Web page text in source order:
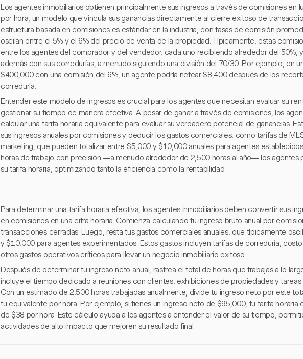
Los agentes inmobiliarios obtienen principalmente sus ingresos a través de comisiones en
por hora, un modelo que vincula sus ganancias directamente al cierre exitoso de
estructura basada en comisiones es estándar en la industria, con tasas de comisión
oscilan entre el 5% y el 6% del precio de venta de la propiedad. Típicamente, estas
entre los agentes del comprador y del vendedor, cada uno recibiendo alrededor del 50%,
además con sus corredurías, a menudo siguiendo una división del 70/30. Por ejemplo, en
$400,000 con una comisión del 6%, un agente podría netear $8,400 después de los
correduría.
Entender este modelo de ingresos es crucial para los agentes que necesitan evaluar su
gestionar su tiempo de manera efectiva. A pesar de ganar a través de comisiones, los
calcular una tarifa horaria equivalente para evaluar su verdadero potencial de ganancias.
sus ingresos anuales por comisiones y deducir los gastos comerciales, como tarifas de
marketing, que pueden totalizar entre $5,000 y $10,000 anuales para agentes
horas de trabajo con precisión —a menudo alrededor de 2,500 horas al año— los agentes
su tarifa horaria, optimizando tanto la eficiencia como la rentabilidad.
Para determinar una tarifa horaria efectiva, los agentes inmobiliarios deben convertir sus
en comisiones en una cifra horaria. Comienza calculando tu ingreso bruto anual por
transacciones cerradas. Luego, resta tus gastos comerciales anuales, que típicamente
y $10,000 para agentes experimentados. Estos gastos incluyen tarifas de correduría,
otros gastos operativos críticos para llevar un negocio inmobiliario exitoso.
Después de determinar tu ingreso neto anual, rastrea el total de horas que trabajas a lo
incluye el tiempo dedicado a reuniones con clientes, exhibiciones de propiedades y tareas
Con un estimado de 2,500 horas trabajadas anualmente, divide tu ingreso neto por este
tu equivalente por hora. Por ejemplo, si tienes un ingreso neto de $95,000, tu tarifa horaria
de $38 por hora. Este cálculo ayuda a los agentes a entender el valor de su tiempo,
actividades de alto impacto que mejoren su resultado final.